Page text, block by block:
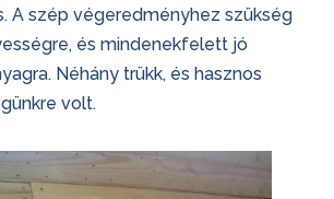
A szép végeredményhez szükség
és mindenekfelett jó
Néhány trükk, és hasznos
volt.